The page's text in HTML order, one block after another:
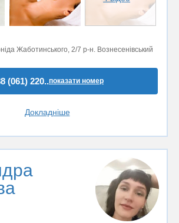
Жаботинського, 2/7 р-н. Вознесенівський
(061) 220..показати номер
Докладніше